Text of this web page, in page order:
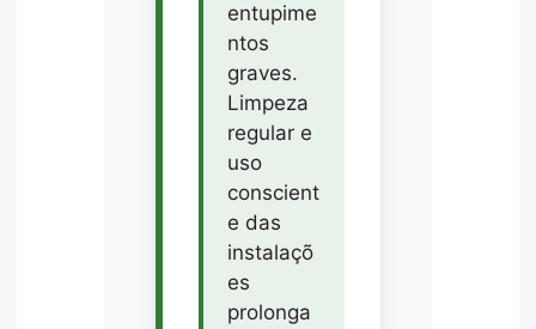
entupime
ntos
graves.
Limpeza
regular e
uso
conscient
e das
instalaçõ
es
prolonga